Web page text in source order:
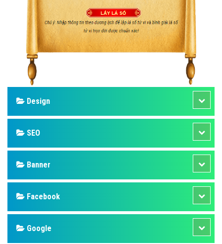
Design
SEO
Banner
Facebook
Google